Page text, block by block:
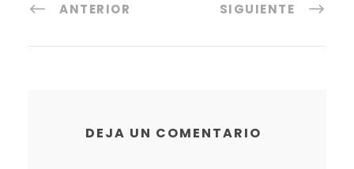
ANTERIOR SIGUIENTE
DEJA UN COMENTARIO